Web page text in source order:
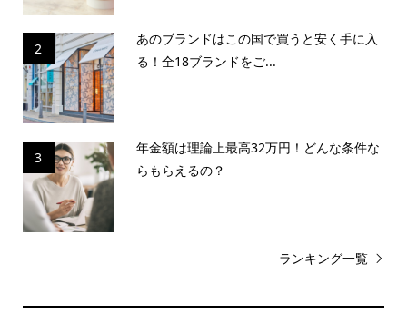
2
あのブランドはこの国で買うと安く手に入
る！全18ブランドをご...
3
年金額は理論上最高32万円！どんな条件な
らもらえるの？
ランキング一覧